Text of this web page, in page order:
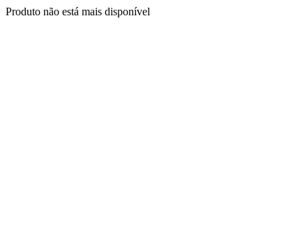
Produto não está mais disponível